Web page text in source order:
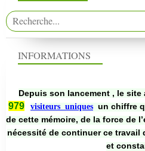
INFORMATIONS
Depuis son lancement , le
979
visiteurs uniques un chiffre
de cette mémoire, de la force de
nécessité de continuer ce travail
et